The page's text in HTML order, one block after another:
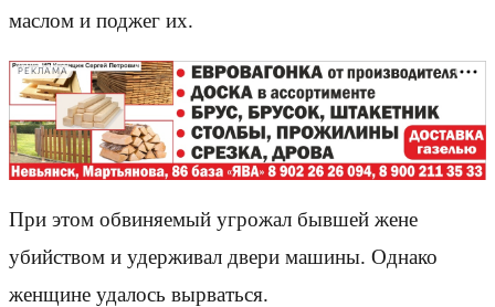
маслом и поджег их.
РЕКЛАМА
При этом обвиняемый угрожал бывшей жене
убийством и удерживал двери машины. Однако
женщине удалось вырваться.